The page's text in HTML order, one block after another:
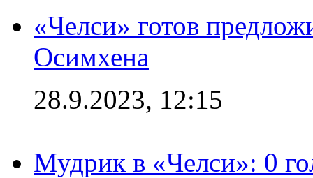
«Челси» готов
Осимхена
28.9.2023, 12:15
Мудрик в «Челси»: 0